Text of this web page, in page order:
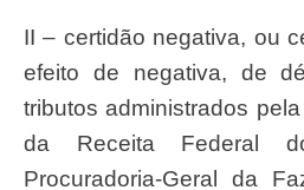
II – certidão negativa, ou certidão positiva com
efeito de negativa, de
tributos administrados
da Receita Federal
Procuradoria-Geral da